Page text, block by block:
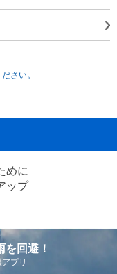
さい。
めに
ップ
を回避！
プリ